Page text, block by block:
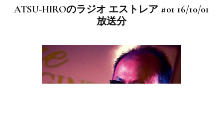
ATSU-HIROのラジオ エストレア #01 16/10/01
放送分